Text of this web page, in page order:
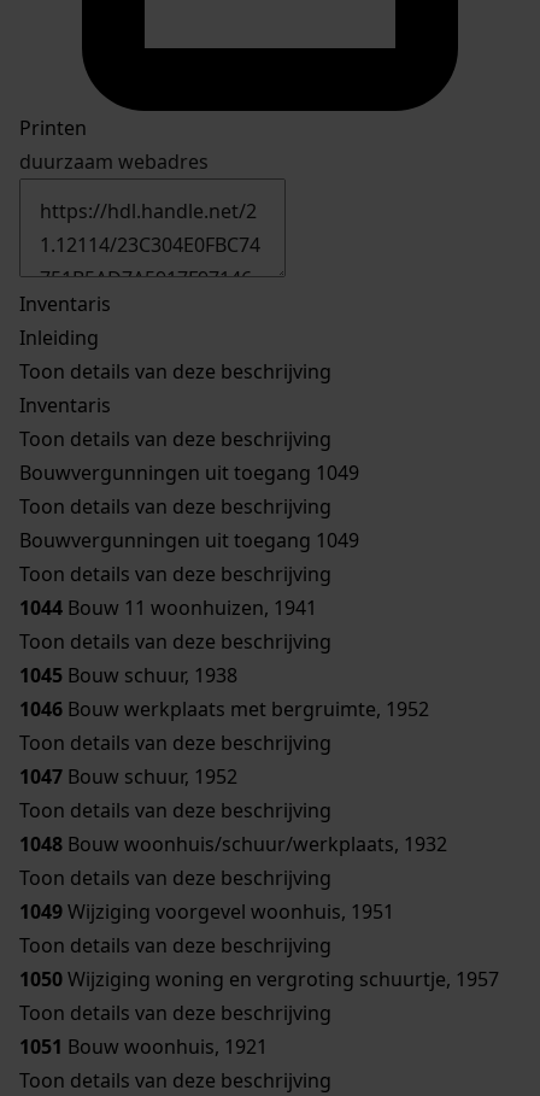
Printen
duurzaam webadres
Inventaris
Inleiding
Toon details van deze beschrijving
Inventaris
Toon details van deze beschrijving
Bouwvergunningen uit toegang 1049
Toon details van deze beschrijving
Bouwvergunningen uit toegang 1049
Toon details van deze beschrijving
1044 Bouw 11 woonhuizen, 1941
Toon details van deze beschrijving
1045 Bouw schuur, 1938
1046 Bouw werkplaats met bergruimte, 1952
Toon details van deze beschrijving
1047 Bouw schuur, 1952
Toon details van deze beschrijving
1048 Bouw woonhuis/schuur/werkplaats, 1932
Toon details van deze beschrijving
1049Wijziging voorgevel woonhuis, 1951
Toon details van deze beschrijving
1050Wijziging woning en vergroting schuurtje, 1957
Toon details van deze beschrijving
1051 Bouw woonhuis, 1921
Toon details van deze beschrijving